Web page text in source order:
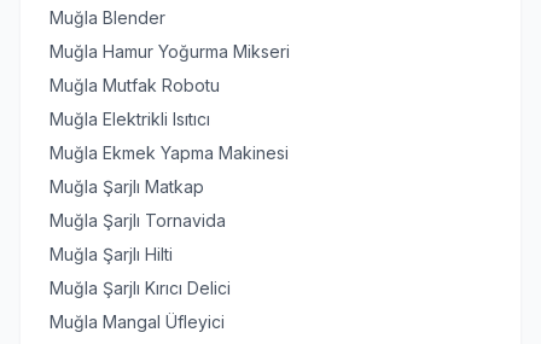
Muğla Blender
Muğla Hamur Yoğurma Mikseri
Muğla Mutfak Robotu
Muğla Elektrikli Isıtıcı
Muğla Ekmek Yapma Makinesi
Muğla Şarjlı Matkap
Muğla Şarjlı Tornavida
Muğla Şarjlı Hilti
Muğla Şarjlı Kırıcı Delici
Muğla Mangal Üfleyici